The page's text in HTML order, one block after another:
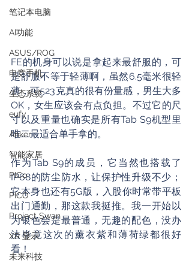
笔记本电脑
AI功能
ASUS/ROG
电竞手机
生态系统
eufy
Anker
智能家居
PICo
PICO
Project Swan
XR 显示
未来科技
FE的机身可以说是拿起来最舒服的，可
是舒服不等于轻薄啊，虽然6.5毫米很轻
薄，可523克真的很有份量感，男生大多
OK，女生应该会有点负担。不过它的尺
寸以及重量也确实是所有Tab S9机型里
唯二最适合单手拿的。
作为Tab S9的成员，它当然也搭载了
IP68的防尘防水，让保护性升级不少；
它本身也还有5G版，入股你时常带平板
出门通勤，那这款我挺推。我一开始以
为银色会是最普通，无趣的配色，没办
法毕竟这次的薰衣紫和薄荷绿都很好
看！